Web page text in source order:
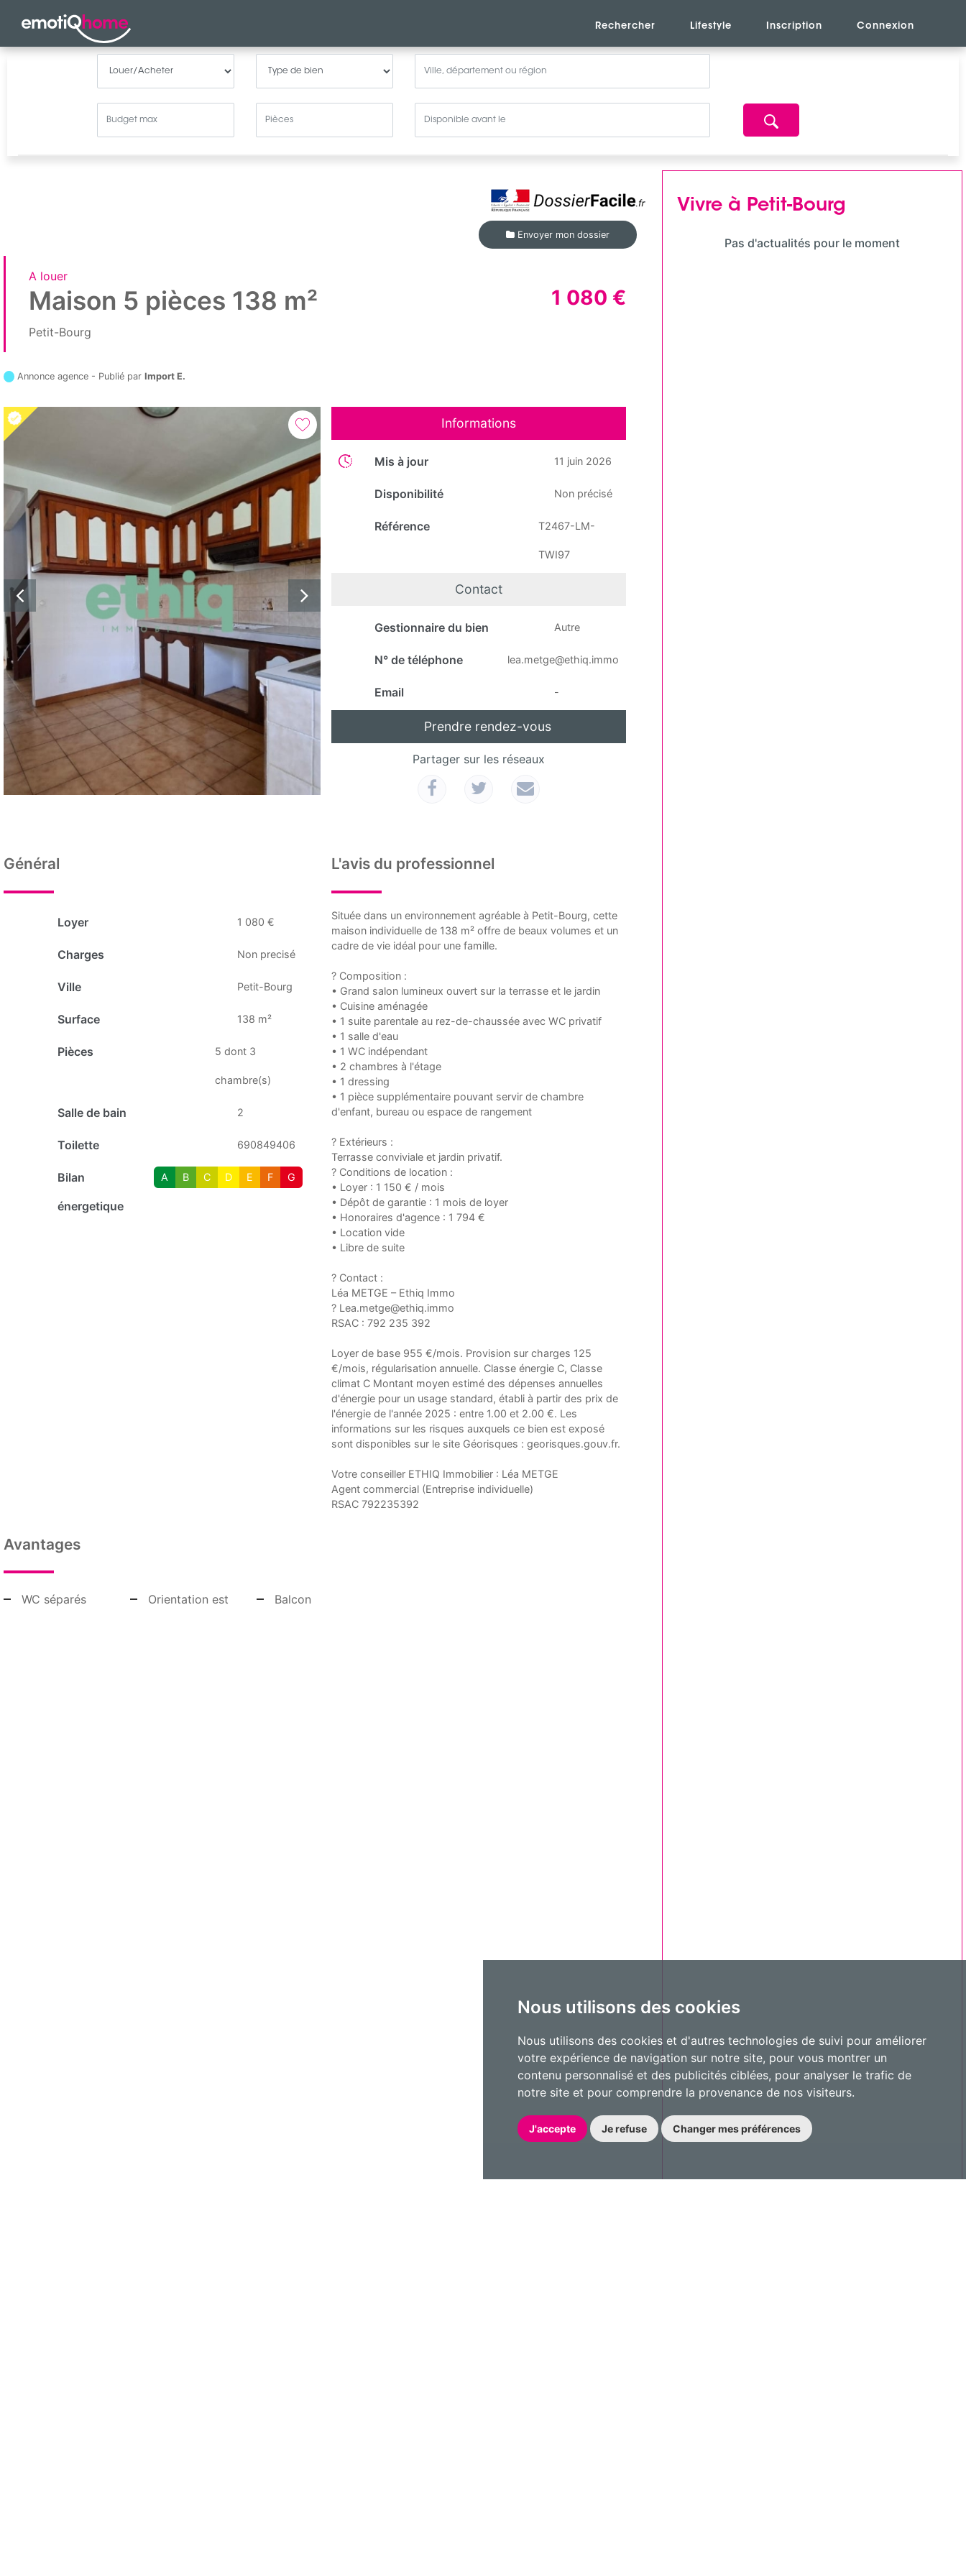
Nous utilisons des cookies
Nous utilisons des cookies et d'autres technologies de suivi pour améliorer
votre expérience de navigation sur notre site, pour vous montrer un
contenu personnalisé et des publicités ciblées, pour analyser le trafic de
notre site et pour comprendre la provenance de nos visiteurs.
J'accepte Je refuse Changer mes préférences
Rechercher Lifestyle Inscription Connexion
Envoyer mon dossier
A louer
Maison 5 pièces 138 m²
Petit-Bourg
1 080 €
Annonce agence - Publié parImport E.
Informations
Mis à jour 11 juin 2026
Disponibilité Non précisé
Référence T2467-LM-
TWI97
Contact
Gestionnaire du bien Autre
N° de téléphone lea.metge@ethiq.immo
Email -
Prendre rendez-vous
Partager sur les réseaux
Général
Loyer 1 080 €
Charges Non precisé
Ville Petit-Bourg
Surface 138 m²
Pièces 5 dont 3
chambre(s)
Salle de bain 2
Toilette 690849406
Bilan
énergetique
A B C D E F G
L'avis du professionnel
Située dans un environnement agréable à Petit-Bourg, cette
maison individuelle de 138 m² offre de beaux volumes et un
cadre de vie idéal pour une famille.
? Composition :
• Grand salon lumineux ouvert sur la terrasse et le jardin
• Cuisine aménagée
• 1 suite parentale au rez-de-chaussée avec WC privatif
• 1 salle d'eau
• 1 WC indépendant
• 2 chambres à l'étage
• 1 dressing
• 1 pièce supplémentaire pouvant servir de chambre
d'enfant, bureau ou espace de rangement
? Extérieurs :
Terrasse conviviale et jardin privatif.
? Conditions de location :
• Loyer : 1 150 € / mois
• Dépôt de garantie : 1 mois de loyer
• Honoraires d'agence : 1 794 €
• Location vide
• Libre de suite
? Contact :
Léa METGE – Ethiq Immo
? Lea.metge@ethiq.immo
RSAC : 792 235 392
Loyer de base 955 €/mois. Provision sur charges 125
€/mois, régularisation annuelle. Classe énergie C, Classe
climat C Montant moyen estimé des dépenses annuelles
d'énergie pour un usage standard, établi à partir des prix de
l'énergie de l'année 2025 : entre 1.00 et 2.00 €. Les
informations sur les risques auxquels ce bien est exposé
sont disponibles sur le site Géorisques : georisques.gouv.fr.
Votre conseiller ETHIQ Immobilier : Léa METGE
Agent commercial (Entreprise individuelle)
RSAC 792235392
Avantages
WC séparés Orientation est Balcon
Vivre à Petit-Bourg
Pas d'actualités pour le moment